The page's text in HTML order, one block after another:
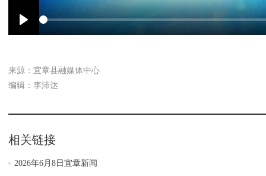
Play
来源：宜章县融媒体中心
编辑：李沛达
相关链接
2026年6月8日宜章新闻